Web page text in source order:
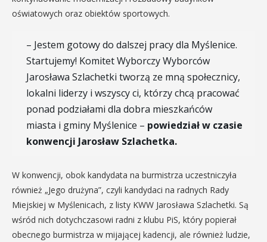
oświatowych oraz obiektów sportowych.
– Jestem gotowy do dalszej pracy dla Myślenice.
Startujemy! Komitet Wyborczy Wyborców
Jarosława Szlachetki tworzą ze mną społecznicy,
lokalni liderzy i wszyscy ci, którzy chcą pracować
ponad podziałami dla dobra mieszkańców
miasta i gminy Myślenice – powiedział w czasie
konwencji Jarosław Szlachetka.
W konwencji, obok kandydata na burmistrza uczestniczyła
również „Jego drużyna”, czyli kandydaci na radnych Rady
Miejskiej w Myślenicach, z listy KWW Jarosława Szlachetki. Są
wśród nich dotychczasowi radni z klubu PiS, który popierał
obecnego burmistrza w mijającej kadencji, ale również ludzie,